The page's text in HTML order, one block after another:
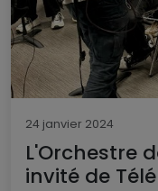
24 janvier 2024
L'Orchestre
invité de